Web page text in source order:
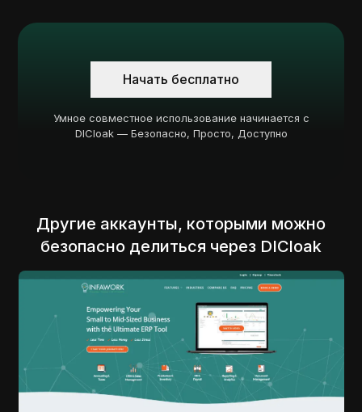
Начать бесплатно
Умное совместное использование начинается с
DICloak — Безопасно, Просто, Доступно
Другие аккаунты, которыми можно
безопасно делиться через DICloak